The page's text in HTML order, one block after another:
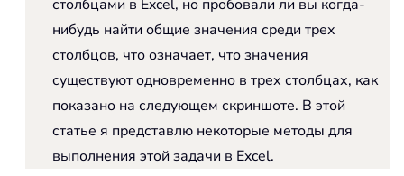
столбцами в Excel, но пробовали ли вы когда-
нибудь найти общие значения среди трех
столбцов, что означает, что значения
существуют одновременно в трех столбцах, как
показано на следующем скриншоте. В этой
статье я представлю некоторые методы для
выполнения этой задачи в Excel.